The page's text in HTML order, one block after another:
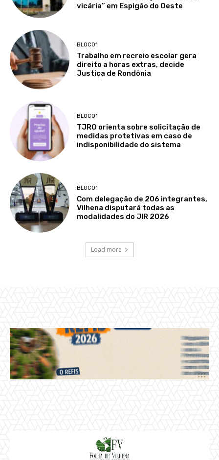
vicária” em Espigão do Oeste
BLOCO1
Trabalho em recreio escolar gera
direito a horas extras, decide
Justiça de Rondônia
BLOCO1
TJRO orienta sobre solicitação de
medidas protetivas em caso de
indisponibilidade do sistema
BLOCO1
Com delegação de 206 integrantes,
Vilhena disputará todas as
modalidades do JIR 2026
Load more